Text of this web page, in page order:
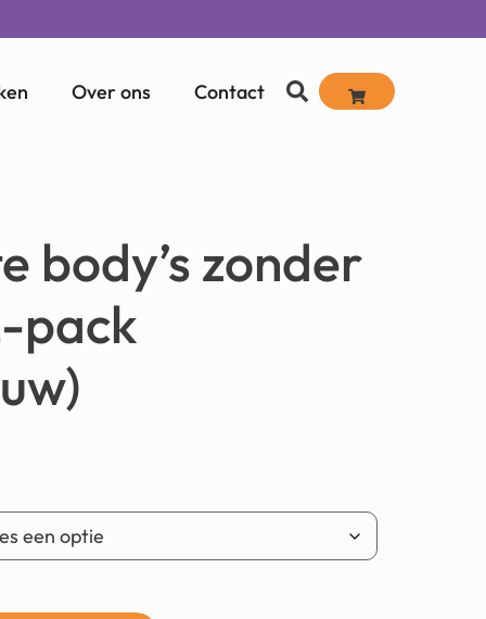
Over ons Contact
body’s zonder
pack